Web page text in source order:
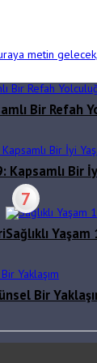
metin
Bir Refah
Kapsamlı Bir
7
Sağlıklı
Bir